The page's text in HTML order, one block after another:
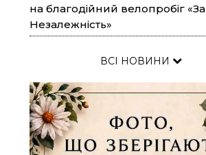
на благодійний велопробіг «За
Незалежність»
ВСІ НОВИНИ